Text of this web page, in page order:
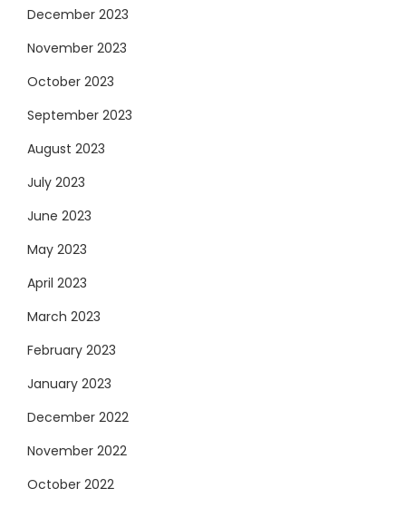
December 2023
November 2023
October 2023
September 2023
August 2023
July 2023
June 2023
May 2023
April 2023
March 2023
February 2023
January 2023
December 2022
November 2022
October 2022